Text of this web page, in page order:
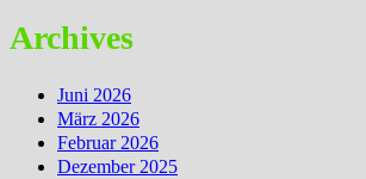
Archives
Juni 2026
März 2026
Februar 2026
Dezember 2025